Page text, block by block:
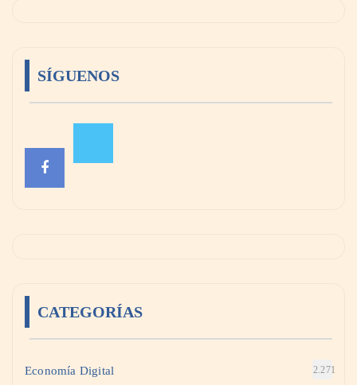
SÍGUENOS
CATEGORÍAS
Economía Digital 2.271